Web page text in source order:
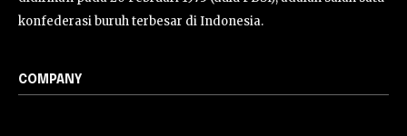
konfederasi buruh terbesar di Indonesia.
COMPANY